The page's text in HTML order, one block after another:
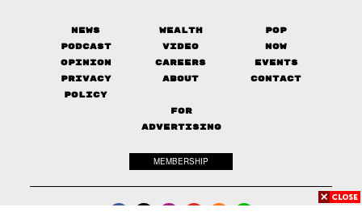
News Wealth
Pop
Podcast
Video
Now
Opinion
Careers
Events
Privacy
Policy
About Contact
FOR
ADVERTISING
MEMBERSHIP